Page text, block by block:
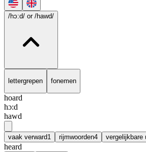
/hɔ:d/ or /hawd/
lettergrepen fonemen
hoard
hɔ:d
hawd
vaak verward1 rijmwoorden4 vergelijkbare
heard